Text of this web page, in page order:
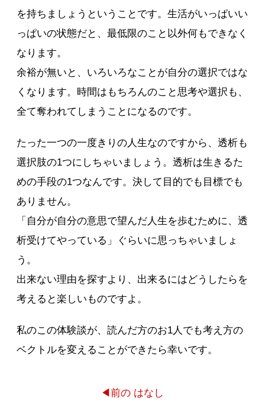
を持ちましょうということです。生活がいっぱいい
っぱいの状態だと、最低限のこと以外何もできなく
なります。
余裕が無いと、いろいろなことが自分の選択ではな
くなります。時間はもちろんのこと思考や選択も、
全て奪われてしまうことになるのです。
たった一つの一度きりの人生なのですから、透析も
選択肢の1つにしちゃいましょう。透析は生きるた
めの手段の1つなんです。決して目的でも目標でも
ありません。
「自分が自分の意思で望んだ人生を歩むために、透
析受けてやっている」ぐらいに思っちゃいましょ
う。
出来ない理由を探すより、出来るにはどうしたらを
考えると楽しいものですよ。
私のこの体験談が、読んだ方のお1人でも考え方の
ベクトルを変えることができたら幸いです。
◀前の はなし